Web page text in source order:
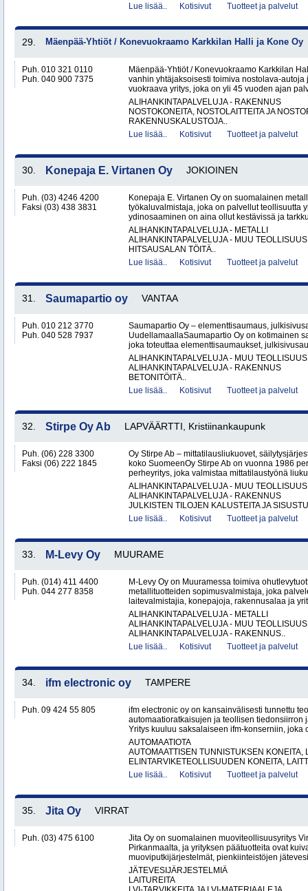
Lue lisää..
Kotisivut Tuotteet ja palvelut
29. Mäenpää-Yhtiöt / Konevuokraamo Karkkilan Halli ja Kone Oy
Puh. 010 321 0110
Puh. 040 900 7375
Mäenpää-Yhtiöt / Konevuokraamo Karkkilan
vanhin yhtäjaksoisesti toimiva nostolava-autoja
vuokraava yritys, joka on yli 45 vuoden ajan
ALIHANKINTAPALVELUJA - RAKENNUS
NOSTOKONEITA, NOSTOLAITTEITA JA
RAKENNUSKALUSTOJA..
Lue lisää..
Kotisivut Tuotteet ja palvelut
30. Konepaja E. Virtanen Oy JOKIOINEN
Puh. (03) 4246 4200
Faksi (03) 438 3831
Konepaja E. Virtanen Oy on suomalainen
työkaluvalmistaja, joka on palvellut teollisuutta
ydinosaaminen on aina ollut kestävissä ja
ALIHANKINTAPALVELUJA - METALLI
ALIHANKINTAPALVELUJA - MUU TEOLLISUUS
HITSAUSALAN TÖITÄ..
Lue lisää..
Kotisivut Tuotteet ja palvelut
31. Saumapartio oy VANTAA
Puh. 010 212 3770
Puh. 040 528 7937
Saumapartio Oy – elementtisaumaus,
UudellamaallaSaumapartio Oy on kotimainen
joka toteuttaa elementtisaumaukset,
ALIHANKINTAPALVELUJA - MUU TEOLLISUUS
ALIHANKINTAPALVELUJA - RAKENNUS
BETONITÖITÄ..
Lue lisää..
Kotisivut Tuotteet ja palvelut
32. Stirpe Oy Ab LAPVÄÄRTTI, Kristiinankaupunk
Puh. (06) 228 3300
Faksi (06) 222 1845
Oy Stirpe Ab – mittatilausliukuovet,
koko SuomeenOy Stirpe Ab on vuonna 1986
perheyritys, joka valmistaa mittatilaustyönä
ALIHANKINTAPALVELUJA - MUU TEOLLISUUS
ALIHANKINTAPALVELUJA - RAKENNUS
JULKISTEN TILOJEN KALUSTEITA JA
Lue lisää..
Kotisivut Tuotteet ja palvelut
33. M-Levy Oy MUURAME
Puh. (014) 411 4400
Puh. 044 277 8358
M-Levy Oy on Muuramessa toimiva
metallituotteiden sopimusvalmistaja, joka
laitevalmistajia, konepajoja, rakennusalaa ja
ALIHANKINTAPALVELUJA - METALLI
ALIHANKINTAPALVELUJA - MUU TEOLLISUUS
ALIHANKINTAPALVELUJA - RAKENNUS..
Lue lisää..
Kotisivut Tuotteet ja palvelut
34. ifm electronic oy TAMPERE
Puh. 09 424 55 805
ifm electronic oy on kansainvälisesti tunnettu
automaatioratkaisujen ja teollisen tiedonsiirron
Yritys kuuluu saksalaiseen ifm-konserniin, joka
AUTOMAATIOTA
AUTOMAATTISEN TUNNISTUKSEN KONEITA,
ELINTARVIKETEOLLISUUDEN KONEITA,
Lue lisää..
Kotisivut Tuotteet ja palvelut
35. Jita Oy VIRRAT
Puh. (03) 475 6100
Jita Oy on suomalainen muoviteollisuusyritys
Pirkanmaalta, ja yrityksen päätuotteita ovat
muoviputkijärjestelmät, pienkiinteistöjen
JÄTEVESIJÄRJESTELMIÄ
LAITUREITA